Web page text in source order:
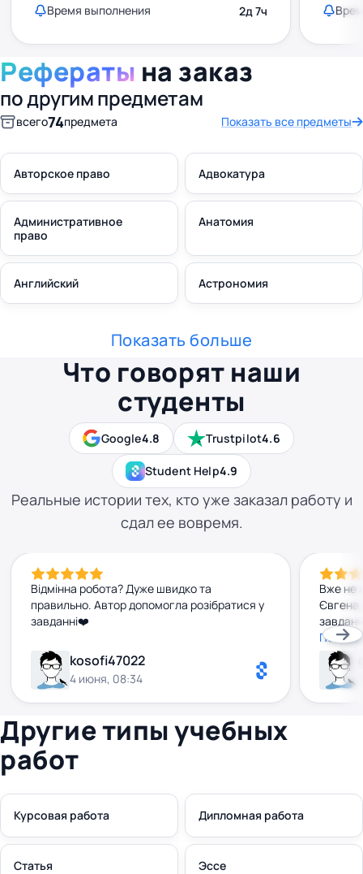
Время выполнения 2д 7ч
Рефераты на заказ
по другим предметам
всего74предмета Показать все предметы
Авторское право Адвокатура
Административное
право
Анатомия
Английский Астрономия
Показать больше
Google4.8 Trustpilot4.6
Student Help4.9
Что говорят наши
студенты
Реальные истории тех, кто уже заказал работу и
сдал ее вовремя.
Відмінна робота? Дуже швидко та
правильно. Автор допомогла розібратися у
завданні❤️
kosofi47022
4 июня, 08:34
Вже не
дуже
Другие типы учебных
работ
Курсовая работа Дипломная работа
Статья Эссе